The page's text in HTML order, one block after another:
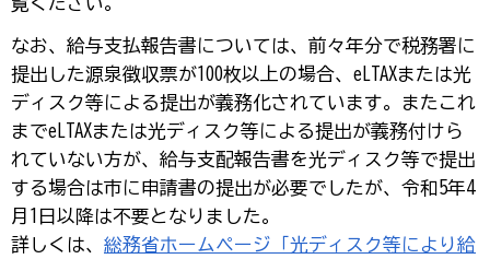
なお、給与支払報告書については、前々年分で税務署に
提出した源泉徴収票が100枚以上の場合、eLTAXまたは光
ディスク等による提出が義務化されています。またこれ
までeLTAXまたは光ディスク等による提出が義務付けら
れていない方が、給与支配報告書を光ディスク等で提出
する場合は市に申請書の提出が必要でしたが、令和5年4
月1日以降は不要となりました。
詳しくは、 総務省ホームページ「光ディスク等により給